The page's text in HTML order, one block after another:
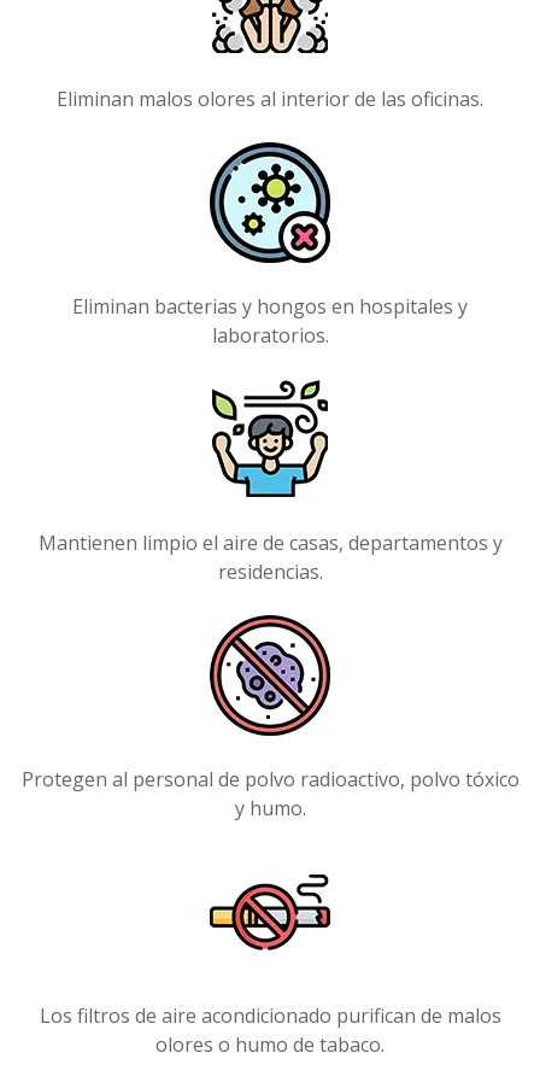
Eliminan malos olores al interior de las oficinas.
Eliminan bacterias y hongos en hospitales y
laboratorios.
Mantienen limpio el aire de casas, departamentos y
residencias.
Protegen al personal de polvo radioactivo, polvo tóxico
y humo.
Los filtros de aire acondicionado purifican de malos
olores o humo de tabaco.